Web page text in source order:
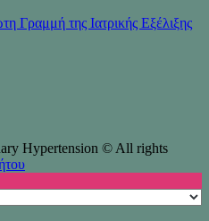
Γραμμή της Ιατρικής Εξέλιξης
Hypertension © All rights